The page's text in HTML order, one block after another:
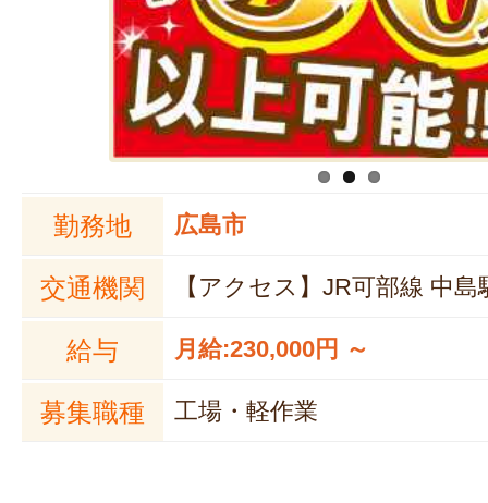
Previous
勤務地 広島市
交通機関 【アクセス】JR可部線 中
給与 月給:230,000円 ～
募集職種 工場・軽作業